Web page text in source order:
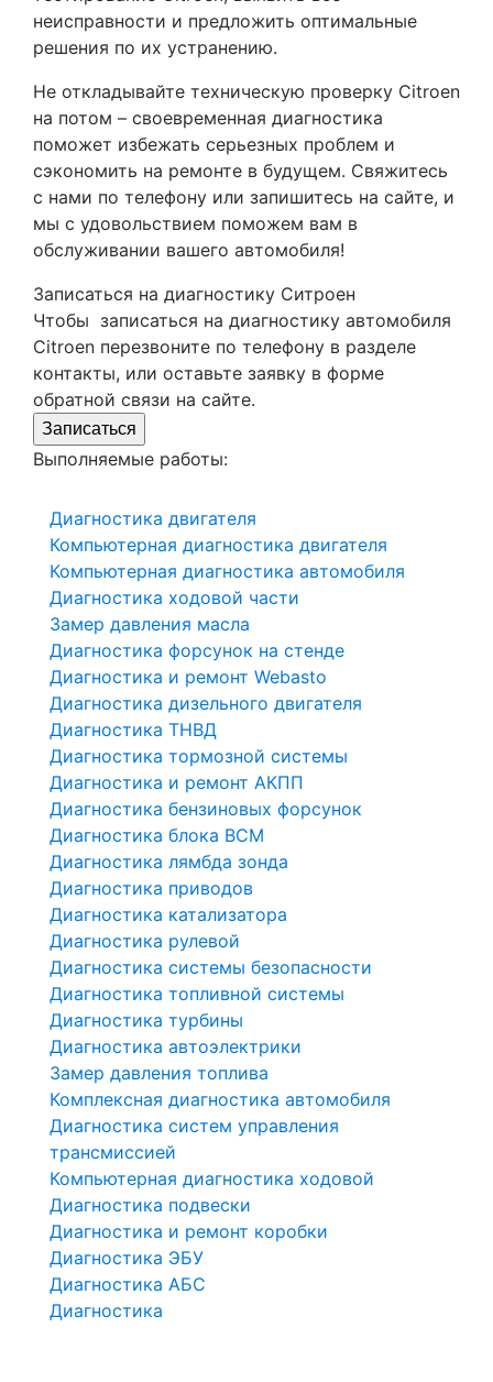
неисправности и предложить оптимальные
решения по их устранению.
Не откладывайте техническую проверку Citroen
на потом – своевременная диагностика
поможет избежать серьезных проблем и
сэкономить на ремонте в будущем. Свяжитесь
с нами по телефону или запишитесь на сайте, и
мы с удовольствием поможем вам в
обслуживании вашего автомобиля!
Записаться на диагностику Ситроен
Чтобы записаться на диагностику автомобиля
Citroen перезвоните по телефону в разделе
контакты, или оставьте заявку в форме
обратной связи на сайте.
Записаться
Выполняемые работы:
Диагностика двигателя
Компьютерная диагностика двигателя
Компьютерная диагностика автомобиля
Диагностика ходовой части
Замер давления масла
Диагностика форсунок на стенде
Диагностика и ремонт Webasto
Диагностика дизельного двигателя
Диагностика ТНВД
Диагностика тормозной системы
Диагностика и ремонт АКПП
Диагностика бензиновых форсунок
Диагностика блока BCM
Диагностика лямбда зонда
Диагностика приводов
Диагностика катализатора
Диагностика рулевой
Диагностика системы безопасности
Диагностика топливной системы
Диагностика турбины
Диагностика автоэлектрики
Замер давления топлива
Комплексная диагностика автомобиля
Диагностика систем управления
трансмиссией
Компьютерная диагностика ходовой
Диагностика подвески
Диагностика и ремонт коробки
Диагностика ЭБУ
Диагностика АБС
Диагностика